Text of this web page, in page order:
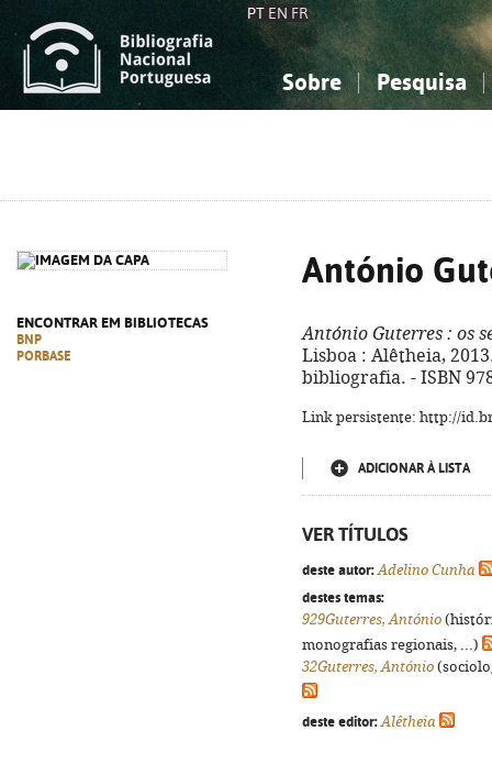
PT EN FR
Sobre Pesquisa
ENCONTRAR EM BIBLIOTECAS
BNP
PORBASE
António
António Guterres : os
Lisboa : Alêtheia,
bibliografia. - ISBN
Link persistente: http://
ADICIONAR À LISTA
VER TÍTULOS
deste autor: Adelino Cunha
destes temas:
929Guterres, António
monografias regionais, ...)
32Guterres, António
deste editor: Alêtheia